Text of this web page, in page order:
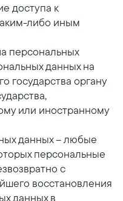
доступа к
либо иным
персональных
данных на
государства органу
или иностранному
данных – любые
персональные
с
восстановления
данных в